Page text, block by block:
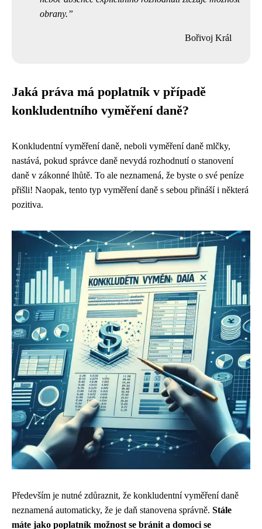
obrany.
Bořivoj Král
Jaká práva má poplatník v případě
konkludentního vyměření daně?
Konkludentní vyměření daně, neboli vyměření daně mlčky,
nastává, pokud správce daně nevydá rozhodnutí o stanovení
daně v zákonné lhůtě. To ale neznamená, že byste o své peníze
přišli! Naopak, tento typ vyměření daně s sebou přináší i některá
pozitiva.
Především je nutné zdůraznit, že konkludentní vyměření daně
neznamená automaticky, že je daň stanovena správně. Stále
máte jako poplatník možnost se bránit a domoci se